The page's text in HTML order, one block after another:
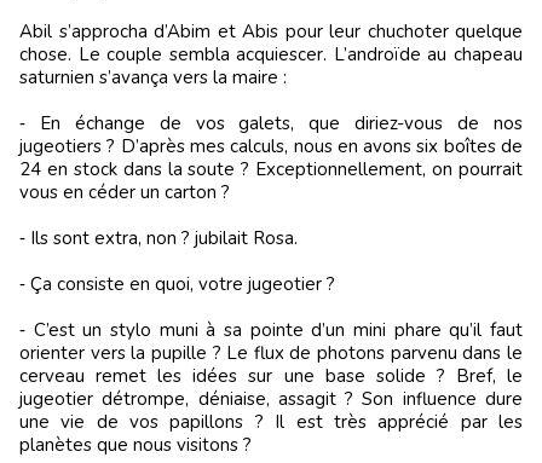
Abil s’approcha d’Abim et Abis pour leur chuchoter quelque
chose. Le couple sembla acquiescer. L’androïde au chapeau
saturnien s’avança vers la maire :
‑ En échange de vos galets, que diriez-vous de nos
jugeotiers ? D’après mes calculs, nous en avons six boîtes de
24 en stock dans la soute ? Exceptionnellement, on pourrait
vous en céder un carton ?
‑ Ils sont extra, non ? jubilait Rosa.
‑ Ça consiste en quoi, votre jugeotier ?
‑ C’est un stylo muni à sa pointe d’un mini phare qu’il faut
orienter vers la pupille ? Le flux de photons parvenu dans le
cerveau remet les idées sur une base solide ? Bref, le
jugeotier détrompe, déniaise, assagit ? Son influence dure
une vie de vos papillons ? Il est très apprécié par les
planètes que nous visitons ?